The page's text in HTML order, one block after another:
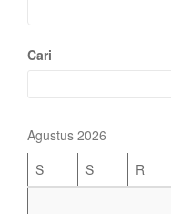
Cari
Agustus 2026
S
S R